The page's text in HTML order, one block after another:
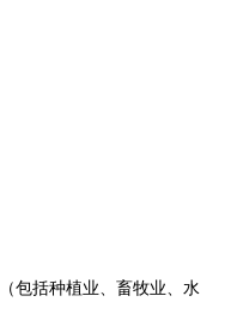
包括种植业、畜牧业、水